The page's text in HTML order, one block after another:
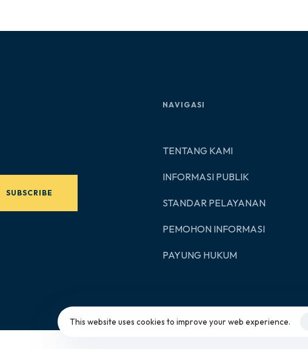
SUBSCRIBE
NAVIGASI
TENTANG KAMI
INFORMASI PUBLIK
STANDAR PELAYANAN
PEMOHON INFORMASI
PAYUNG HUKUM
This website uses cookies to improve your web experience.